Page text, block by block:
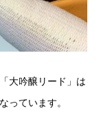
大吟醸リード」は
っています。